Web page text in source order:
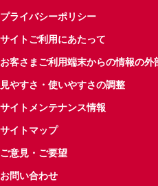
プライバシーポリシー
サイトご利用にあたって
お客さまご利用端末からの情報の外
見やすさ・使いやすさの調整
サイトメンテナンス情報
サイトマップ
ご意見・ご要望
お問い合わせ